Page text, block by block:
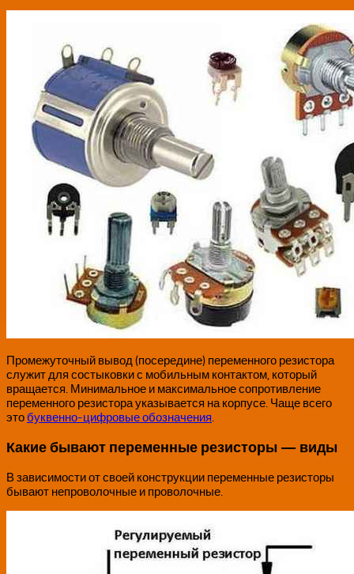
Промежуточный вывод (посередине) переменного резистора
служит для состыковки с мобильным контактом, который
вращается. Минимальное и максимальное сопротивление
переменного резистора указывается на корпусе. Чаще всего
этобуквенно-цифровые обозначения.
Какие бывают переменные резисторы — виды
В зависимости от своей конструкции переменные резисторы
бывают непроволочные и проволочные.